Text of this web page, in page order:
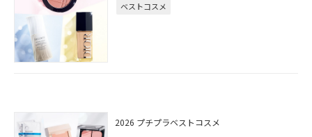
ベストコスメ
2026 プチプラベストコスメ